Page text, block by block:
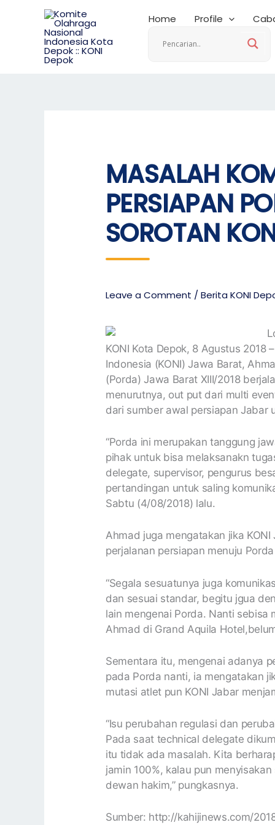
Home Profile
MASALAH
PERSIAPAN
SOROTAN
Leave a Comment /Berita KONI
KONI Kota Depok, 8 Agustus 2018
Indonesia (KONI) Jawa Barat,
(Porda) Jawa Barat XIII/2018
menurutnya, out put dari multi
dari sumber awal persiapan Jabar
“Porda ini merupakan tanggung
pihak untuk bisa melaksanakn
delegate, supervisor, pengurus
pertandingan untuk saling
Sabtu (4/08/2018) lalu.
Ahmad juga mengatakan jika
perjalanan persiapan menuju
“Segala sesuatunya juga
dan sesuai standar, begitu jgua
lain mengenai Porda. Nanti sebisa
Ahmad di Grand Aquila
Sementara itu, mengenai adanya
pada Porda nanti, ia mengatakan
mutasi atlet pun KONI Jabar
“Isu perubahan regulasi dan
Pada saat technical delegate
itu tidak ada masalah. Kita
jamin 100%, kalau pun
dewan hakim,” pungkasnya.
Sumber: http://kahijinews.com/